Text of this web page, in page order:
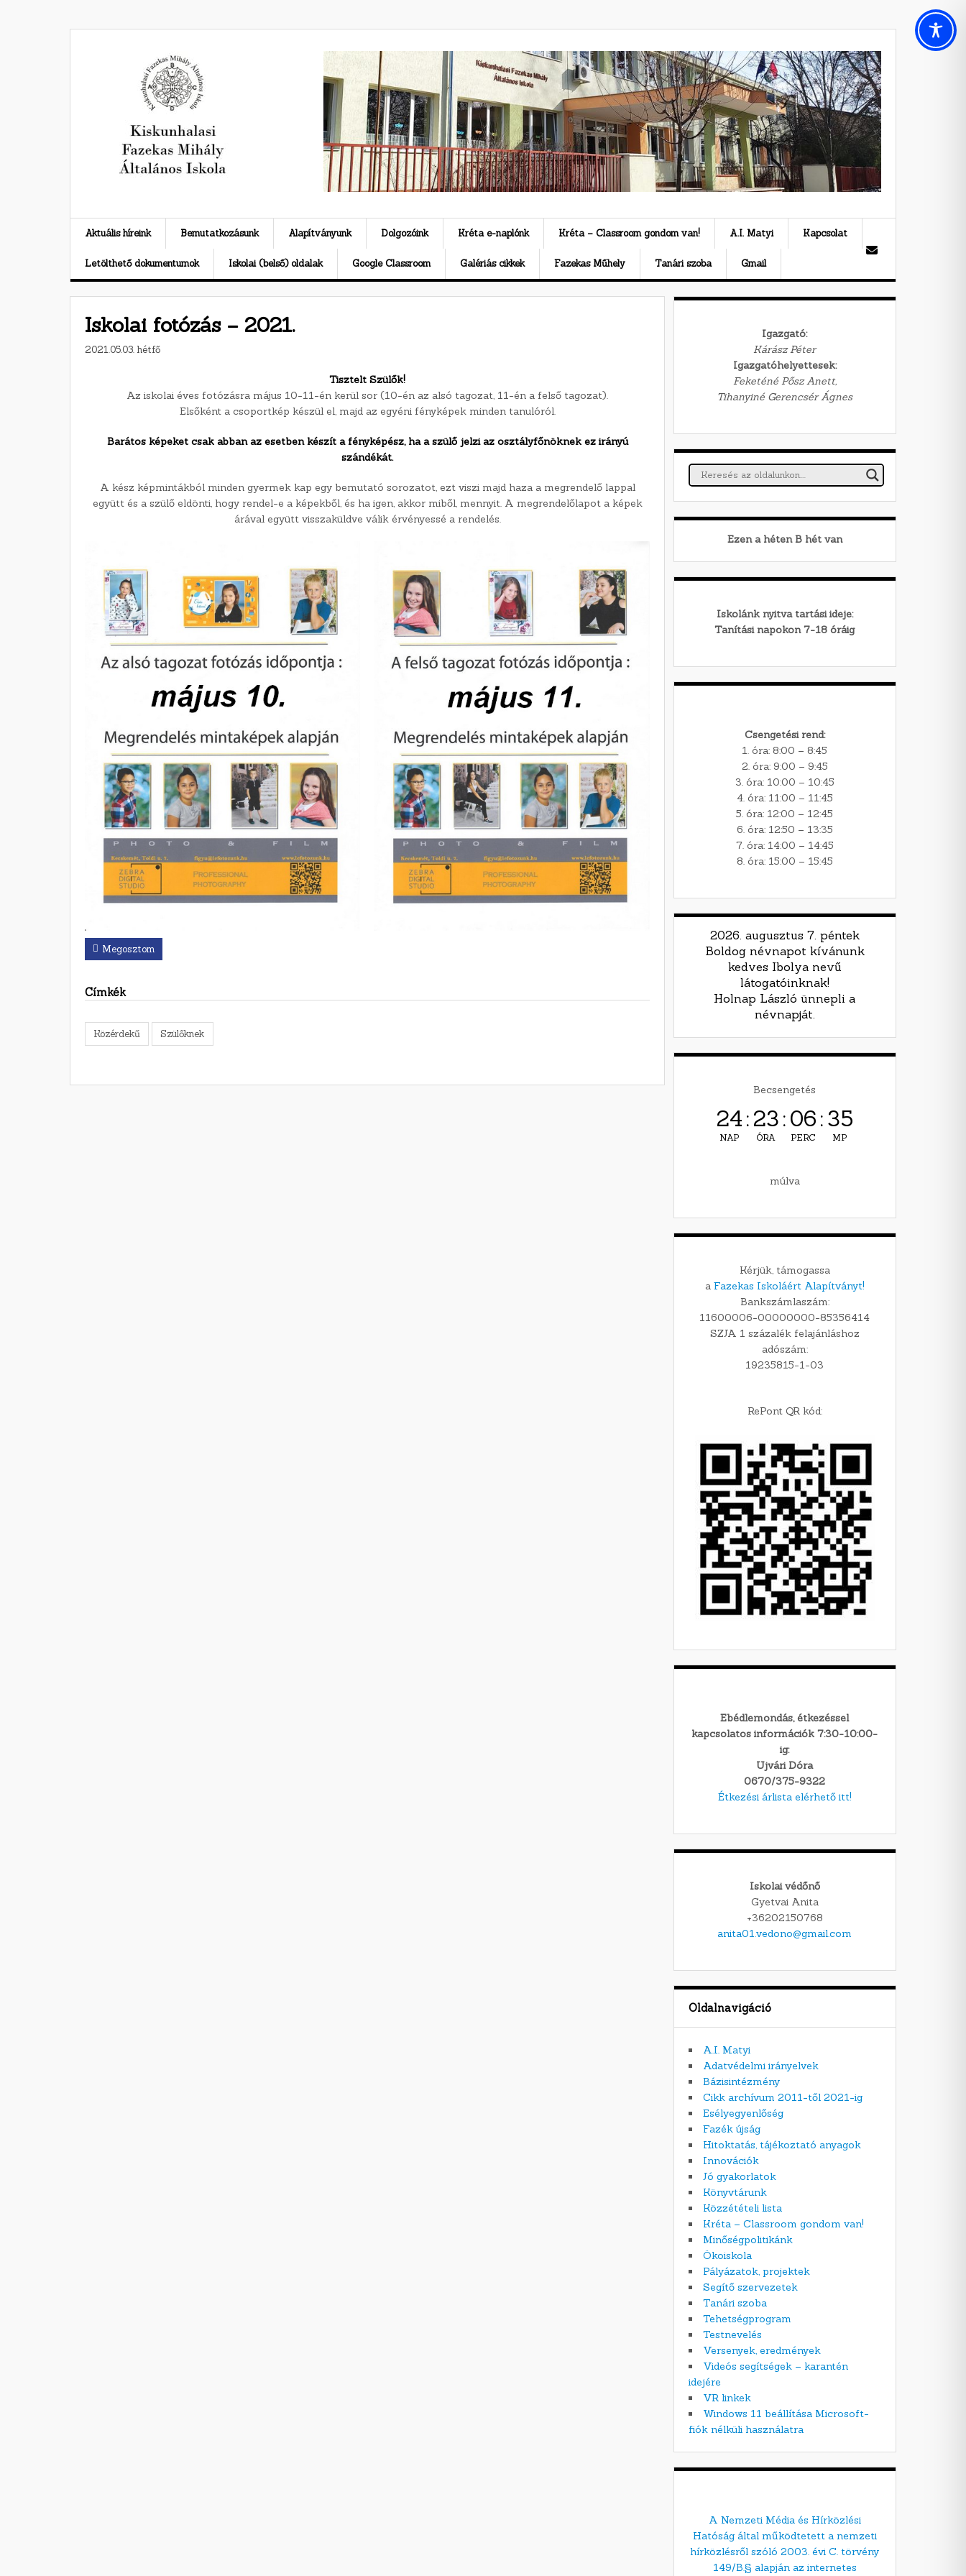
Aktuális híreink Bemutatkozásunk Alapítványunk Dolgozóink Kréta e-naplónk Kréta – Classroom gondom van! A.I. Matyi Kapcsolat
Letölthető dokumentumok Iskolai (belső) oldalak Google Classroom Galériás cikkek Fazekas Műhely Tanári szoba Gmail
Iskolai fotózás – 2021.
2021.05.03. hétfő
Tisztelt Szülők!
Az iskolai éves fotózásra május 10-11-én kerül sor (10-én az alsó tagozat, 11-én a felső tagozat).
Elsőként a csoportkép készül el, majd az egyéni fényképek minden tanulóról.
Barátos képeket csak abban az esetben készít a fényképész, ha a szülő jelzi az osztályfőnöknek ez irányú
szándékát.
A kész képmintákból minden gyermek kap egy bemutató sorozatot, ezt viszi majd haza a megrendelő lappal
együtt és a szülő eldönti, hogy rendel-e a képekből, és ha igen, akkor miből, mennyit. A megrendelőlapot a képek
árával együtt visszaküldve válik érvényessé a rendelés.
Megosztom
Címkék
Közérdekű Szülőknek
Igazgató:
Kárász Péter
Igazgatóhelyettesek:
Feketéné Pősz Anett,
Tihanyiné Gerencsér Ágnes
Ezen a héten Bhét van
Iskolánk nyitva tartási ideje:
Tanítási napokon 7-18 óráig
Csengetési rend:
1. óra: 8:00 – 8:45
2. óra: 9:00 – 9:45
3. óra: 10:00 – 10:45
4. óra: 11:00 – 11:45
5. óra: 12:00 – 12:45
6. óra: 12:50 – 13:35
7. óra: 14:00 – 14:45
8. óra: 15:00 – 15:45
2026. augusztus 7. péntek
Boldog névnapot kívánunk
kedves Ibolya nevű
látogatóinknak!
Holnap László ünnepli a
névnapját.
Becsengetés
24
NAP
:23
ÓRA
:06
PERC
:34
MP
múlva
Kérjük, támogassa
a Fazekas Iskoláért Alapítványt!
Bankszámlaszám:
11600006-00000000-85356414
SZJA 1 százalék felajánláshoz
adószám:
19235815-1-03
RePont QR kód:
Ebédlemondás, étkezéssel
kapcsolatos információk 7:30-10:00-
ig:
Ujvári Dóra
0670/375-9322
Étkezési árlista elérhető itt!
Iskolai védőnő
Gyetvai Anita
+36202150768
anita01.vedono@gmail.com
Oldalnavigáció
A.I. Matyi
Adatvédelmi irányelvek
Bázisintézmény
Cikk archívum 2011-től 2021-ig
Esélyegyenlőség
Fazék újság
Hitoktatás, tájékoztató anyagok
Innovációk
Jó gyakorlatok
Könyvtárunk
Közzétételi lista
Kréta – Classroom gondom van!
Minőségpolitikánk
Ökoiskola
Pályázatok, projektek
Segítő szervezetek
Tanári szoba
Tehetségprogram
Testnevelés
Versenyek, eredmények
Videós segítségek – karantén
idejére
VR linkek
Windows 11 beállítása Microsoft-
fiók nélküli használatra
A Nemzeti Média és Hírközlési
Hatóság által működtetett a nemzeti
hírközlésről szóló 2003. évi C. törvény
149/B.§ alapján az internetes